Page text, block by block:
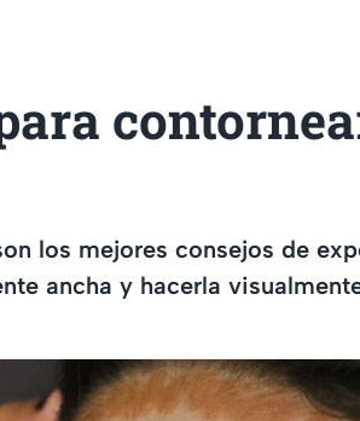
los mejores consejos de
ancha y hacerla